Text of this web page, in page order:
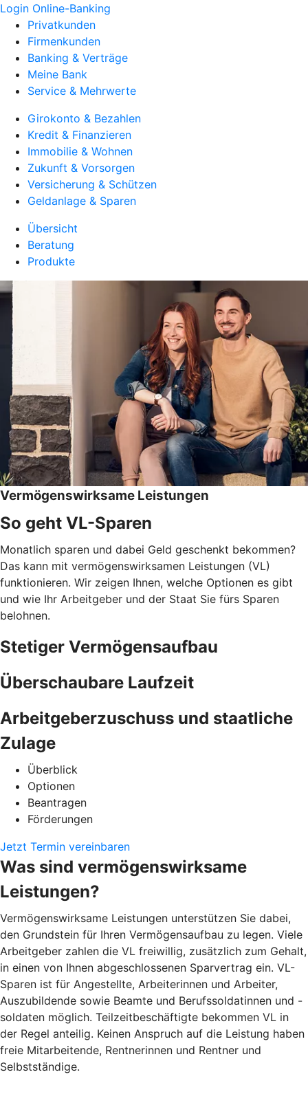
Login Online-Banking
Privatkunden
Firmenkunden
Banking & Verträge
Meine Bank
Service & Mehrwerte
Girokonto & Bezahlen
Kredit & Finanzieren
Immobilie & Wohnen
Zukunft & Vorsorgen
Versicherung & Schützen
Geldanlage & Sparen
Übersicht
Beratung
Produkte
Vermögenswirksame Leistungen
So geht VL-Sparen
Monatlich sparen und dabei Geld geschenkt bekommen?
Das kann mit vermögenswirksamen Leistungen (VL)
funktionieren. Wir zeigen Ihnen, welche Optionen es gibt
und wie Ihr Arbeitgeber und der Staat Sie fürs Sparen
belohnen.
Stetiger Vermögensaufbau
Überschaubare Laufzeit
Arbeitgeberzuschuss und staatliche
Zulage
Überblick
Optionen
Beantragen
Förderungen
Jetzt Termin vereinbaren
Was sind vermögenswirksame
Leistungen?
Vermögenswirksame Leistungen unterstützen Sie dabei,
den Grundstein für Ihren Vermögensaufbau zu legen. Viele
Arbeitgeber zahlen die VL freiwillig, zusätzlich zum Gehalt,
in einen von Ihnen abgeschlossenen Sparvertrag ein. VL-
Sparen ist für Angestellte, Arbeiterinnen und Arbeiter,
Auszubildende sowie Beamte und Berufssoldatinnen und -
soldaten möglich. Teilzeitbeschäftigte bekommen VL in
der Regel anteilig. Keinen Anspruch auf die Leistung haben
freie Mitarbeitende, Rentnerinnen und Rentner und
Selbstständige.